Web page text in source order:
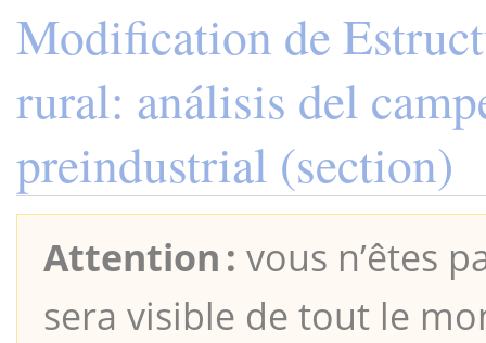
Modification de
rural: análisis del
preindustrial (section)
Attention : vous n’êtes
sera visible de tout le